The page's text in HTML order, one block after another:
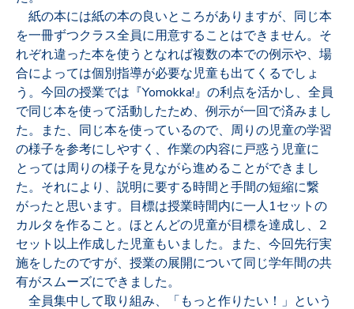
紙の本には紙の本の良いところがありますが、同じ本
を一冊ずつクラス全員に用意することはできません。そ
れぞれ違った本を使うとなれば複数の本での例示や、場
合によっては個別指導が必要な児童も出てくるでしょ
う。今回の授業では『Yomokka!』の利点を活かし、全員
で同じ本を使って活動したため、例示が一回で済みまし
た。また、同じ本を使っているので、周りの児童の学習
の様子を参考にしやすく、作業の内容に戸惑う児童に
とっては周りの様子を見ながら進めることができまし
た。それにより、説明に要する時間と手間の短縮に繋
がったと思います。目標は授業時間内に一人1セットの
カルタを作ること。ほとんどの児童が目標を達成し、2
セット以上作成した児童もいました。また、今回先行実
施をしたのですが、授業の展開について同じ学年間の共
有がスムーズにできました。
全員集中して取り組み、「もっと作りたい！」という